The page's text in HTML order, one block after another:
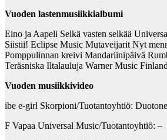
Vuoden lastenmusiikkialbumi
Eino ja Aapeli Selkä vasten selkää
Siistii! Eclipse Music Mutaveijarit Nyt
Pomppulinnan kreivi Mandariinipäivä
Teräsniska Iltalauluja Warner Music
Vuoden musiikkivideo
ibe e-girl Skorpioni/Tuotantoyhtiö: Duotone
F Vapaa Universal Music/Tuotantoyhtiö: –